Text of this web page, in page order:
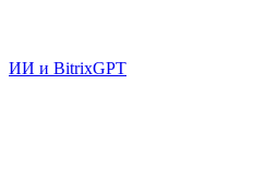
ИИ и BitrixGPT